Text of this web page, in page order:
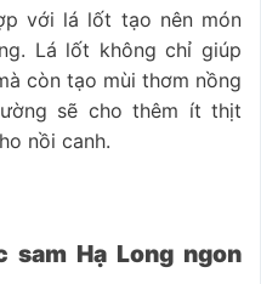
với lá lốt tạo nên món
Lá lốt không chỉ giúp
còn tạo mùi thơm nồng
sẽ cho thêm ít thịt
nồi canh.
Hạ Long ngon